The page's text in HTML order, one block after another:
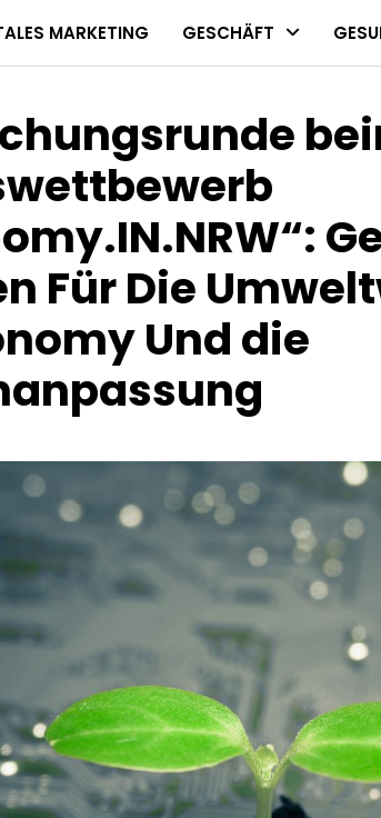
MARKETING GESCHÄFT
Für Die
Und die